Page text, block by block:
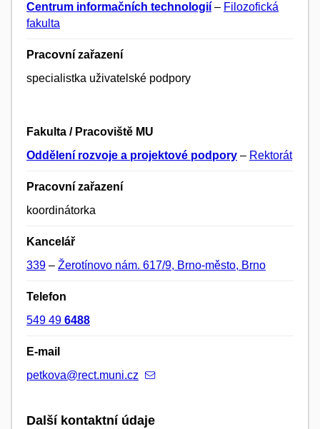
Centrum informačních technologií – Filozofická
fakulta
Pracovní zařazení
specialistka uživatelské podpory
Fakulta / Pracoviště MU
Oddělení rozvoje a projektové podpory – Rektorát
Pracovní zařazení
koordinátorka
Kancelář
339 – Žerotínovo nám. 617/9, Brno-město, Brno
Telefon
549 49 6488
E-mail
petkova@rect.muni.cz
Další kontaktní údaje